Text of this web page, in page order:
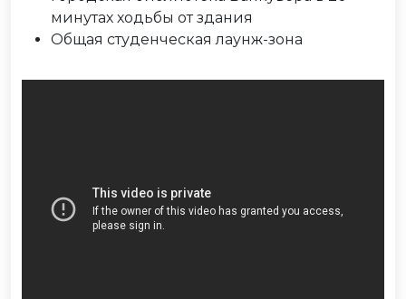
минутах ходьбы от здания
Общая студенческая лаунж-зона